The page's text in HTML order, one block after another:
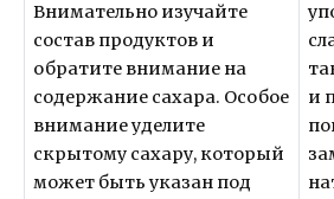
Внимательно изучайте
состав продуктов и
обратите внимание на
содержание сахара. Особое
внимание уделите
скрытому сахару, который
может быть указан под
и